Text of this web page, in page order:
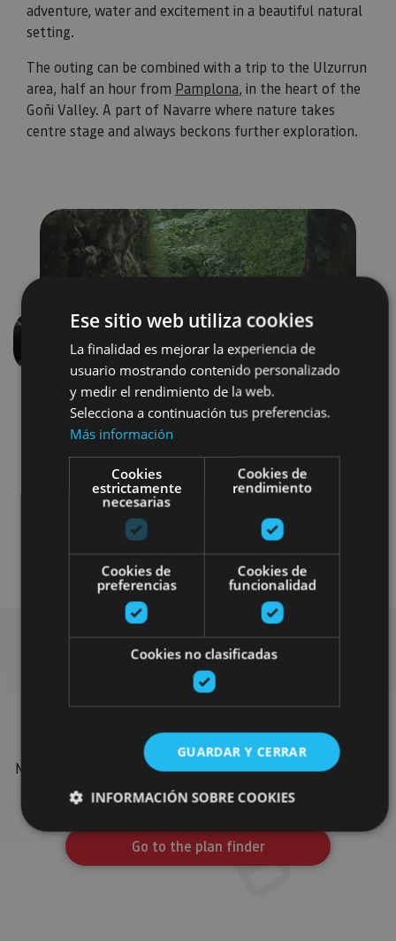
adventure, water and excitement in a beautiful natural
setting.
The outing can be combined with a trip to the Ulzurrun
area, half an hour from Pamplona, in the heart of the
Goñi Valley. A part of Navarre where nature takes
centre stage and always beckons further exploration.
Previous
Senderismo y montaña Agua
Otros
Find more plans
Find more plans and suggestions to round off your trip in
Navarre: organised activities, tours and the most important
events in the calendar.
Go to the plan finder
Ese sitio web utiliza cookies
La finalidad es mejorar la experiencia de
usuario mostrando contenido personalizado
y medir el rendimiento de la web.
Selecciona a continuación tus preferencias.
Más información
Cookies
estrictamente
necesarias
Cookies de
rendimiento
Cookies de
preferencias
Cookies de
funcionalidad
Cookies no clasificadas
GUARDAR Y CERRAR
INFORMACIÓN SOBRE COOKIES
Cookies estrictamente necesarias